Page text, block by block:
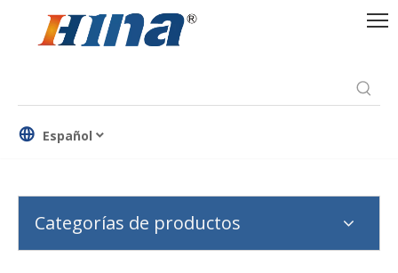
Español
Categorías de productos